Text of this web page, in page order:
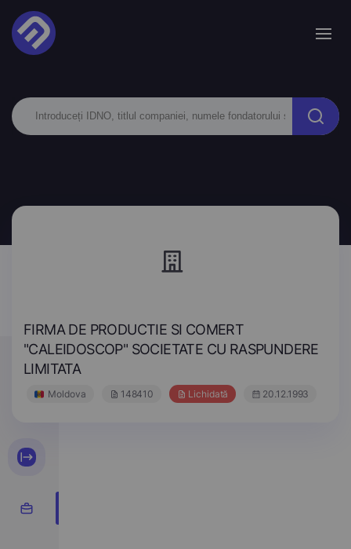
FIRMA DE PRODUCTIE SI COMERT
"CALEIDOSCOP" SOCIETATE CU RASPUNDERE
LIMITATA
Moldova 148410 Lichidată 20.12.1993